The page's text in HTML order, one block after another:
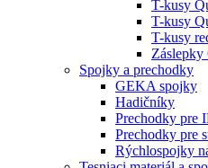
T-kusy
T-kusy
T-kusy
Spojky a prechodky
GEKA spojky
Hadičníky
Prechodky pre
Prechodky pre
Rýchlospojky